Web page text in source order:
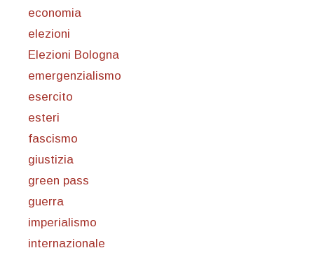
economia
elezioni
Elezioni Bologna
emergenzialismo
esercito
esteri
fascismo
giustizia
green pass
guerra
imperialismo
internazionale